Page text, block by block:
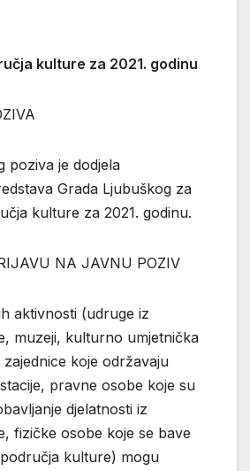
kulture za 2021. godinu
poziva je dodjela
Grada Ljubuškog za
kulture za 2021. godinu.
NA JAVNU POZIV
aktivnosti (udruge iz
muzeji, kulturno umjetnička
koje održavaju
pravne osobe koje su
djelatnosti iz
fizičke osobe koje se bave
kulture) mogu